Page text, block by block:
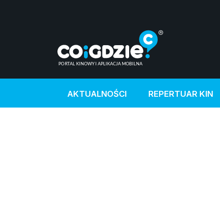
AKTUALNOŚCI REPERTUAR KIN